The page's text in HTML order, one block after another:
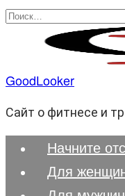
Перейти
содержанию
Search
GoodLooker
Сайт о фитнесе и
Начните
Для